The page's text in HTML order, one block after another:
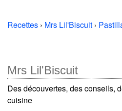
Recettes › Mrs Lil'Biscuit ›
Mrs Lil'Biscuit
Des découvertes, des conseils,
cuisine